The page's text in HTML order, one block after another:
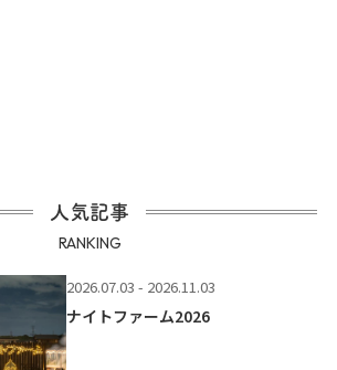
人気記事
RANKING
2026.07.03 - 2026.11.03
ナイトファーム2026